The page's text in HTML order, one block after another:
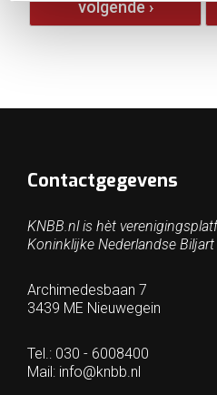
volgende ›
Contactgegevens
KNBB.nl is hèt
Koninklijke Nederlandse Biljart
Archimedesbaan 7
3439 ME Nieuwegein
Tel.: 030 - 6008400
Mail: info@knbb.nl